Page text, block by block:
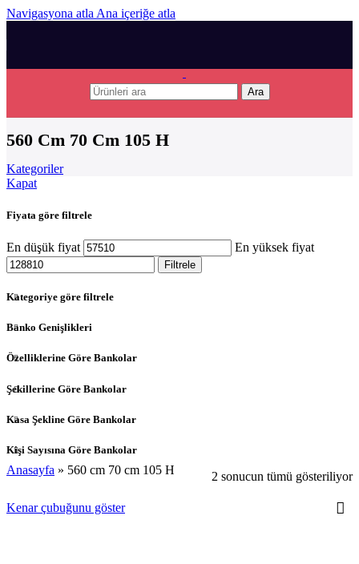
Navigasyona atla Ana içeriğe atla
Ara
560 Cm 70 Cm 105 H
Kategoriler
Kapat
Fiyata göre filtrele
En düşük fiyat En yüksek fiyat
Filtrele
Kategoriye göre filtrele
Banko Genişlikleri
Özelliklerine Göre Bankolar
Şekillerine Göre Bankolar
Kasa Şekline Göre Bankolar
Kişi Sayısına Göre Bankolar
Anasayfa » 560 cm 70 cm 105 H 2 sonucun tümü gösteriliyor
Kenar çubuğunu göster